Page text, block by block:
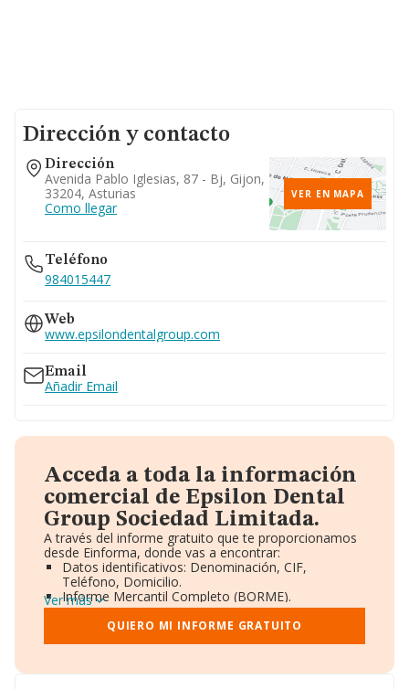
Dirección y contacto
Dirección
Avenida Pablo Iglesias, 87 - Bj, Gijon,
33204, Asturias
Como llegar
VER EN MAPA
Teléfono
984015447
Web
www.epsilondentalgroup.com
Email
Añadir Email
Acceda a toda la información
comercial de Epsilon Dental
Group Sociedad Limitada.
A través del informe gratuito que te proporcionamos
desde Einforma, donde vas a encontrar:
Datos identificativos: Denominación, CIF,
Teléfono, Domicilio.
Informe Mercantil Completo (BORME).
Gráficos de Evolución Ventas y Empleados.
Consejo de Administración y Administradores.
Directivos y Ejecutivos.
Ver más
QUIERO MI INFORME GRATUITO